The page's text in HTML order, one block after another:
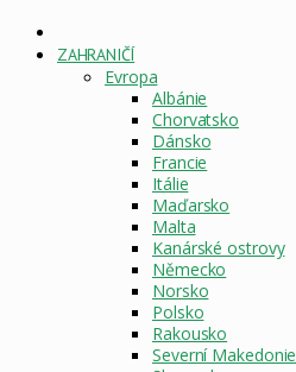
STRÁNKA
ZAHRANIČÍ
Evropa
Albánie
Chorvatsko
Dánsko
Francie
Itálie
Maďarsko
Malta
Kanárské ostrovy
Německo
Norsko
Polsko
Rakousko
Severní Makedonie